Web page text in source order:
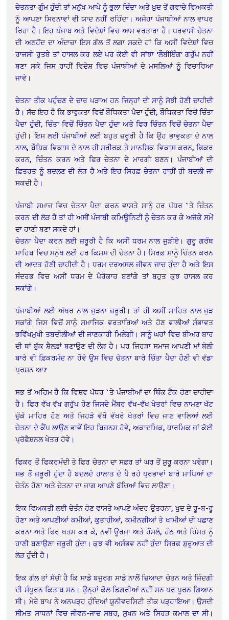
ਚੇਤਨਤਾ ਗੁੰਮ ਹੁੰਦੀ ਤਾਂ ਮਨੁੱਖ ਆਪੇ ਨੂੰ ਭੁਲਾ ਦਿੰਦਾ ਅਤੇ ਖ਼ੁਦ ਤੋਂ ਗਵਾਚੇ ਵਿਅਕਤੀ
ਨੂੰ ਆਪਣਾ ਸਿਰਨਾਵਾਂ ਵੀ ਯਾਦ ਨਹੀਂ ਰਹਿੰਦਾ। ਅਜੇਹਾ ਪੰਜਾਬੀਆਂ ਨਾਲ ਵਾਪਰ
ਰਿਹਾ ਹੈ। ਇਹ ਪੰਜਾਬ ਅਤੇ ਵਿਦੇਸ਼ਾਂ ਵਿਚ ਆਮ ਵਰਤਾਰਾ ਹੈ। ਪਰਵਾਸੀ ਚੇਤਨਾ
ਦੀ ਅਣਹੋਂਦ ਦਾ ਅੰਦਾਜ਼ਾ ਇਸ ਗੱਲ ਤੋਂ ਲਗਾ ਸਕਦੇ ਹਾਂ ਕਿ ਅਸੀਂ ਵਿਦੇਸ਼ਾਂ ਵਿਚ
ਰਾਜਸੀ ਰੁਤਬੇ ਤਾਂ ਹਾਸਲ ਕਰ ਲਏ ਪਰ ਕੋਈ ਵੀ ਸਾਂਝਾ ‘ਲੌਬੀਇੰਗ’ ਗਰੁੱਪ ਨਹੀਂ
ਬਣਾ ਸਕੇ ਜਿਸ ਰਾਹੀਂ ਵਿਦੇਸ਼ ਵਿਚ ਪੰਜਾਬੀਆਂ ਦੇ ਮਸਲਿਆਂ ਨੂੰ ਵਿਚਾਰਿਆ
ਜਾਵੇ।
ਚੇਤਨਾ ਤੀਕ ਪਹੁੰਚਣ ਦੇ ਚਾਰ ਪੜਾਅ ਹਨ ਜਿਨ੍ਹਾਂ ਦੀ ਸਾਨੂੰ ਸੋਝੀ ਹੋਣੀ ਚਾਹੀਦੀ
ਹੈ। ਸੱਚ ਇਹ ਹੈ ਕਿ ਭਾਵੁਕਤਾ ਵਿਚੋਂ ਬੌਧਿਕਤਾ ਪੈਦਾ ਹੁੰਦੀ, ਬੌਧਿਕਤਾ ਵਿਚੋਂ ਚਿੰਤਾ
ਪੈਦਾ ਹੁੰਦੀ, ਚਿੰਤਾ ਵਿਚੋਂ ਚਿੰਤਨ ਪੈਦਾ ਹੁੰਦਾ ਅਤੇ ਫਿਰ ਚਿੰਤਨ ਵਿਚੋਂ ਚੇਤਨਾ ਪੈਦਾ
ਹੁੰਦੀ। ਇਸ ਲਈ ਪੰਜਾਬੀਆਂ ਲਈ ਬਹੁਤ ਜ਼ਰੂਰੀ ਹੈ ਕਿ ਉਹ ਭਾਵੁਕਤਾ ਦੇ ਨਾਲ
ਨਾਲ, ਬੌਧਿਕ ਵਿਕਾਸ ਦੇ ਨਾਲ ਹੀ ਸਰੀਰਕ ਤੇ ਮਾਨਸਿਕ ਵਿਕਾਸ ਕਰਨ, ਫ਼ਿਕਰ
ਕਰਨ, ਚਿੰਤਨ ਕਰਨ ਅਤੇ ਫਿਰ ਚੇਤਨਾ ਦੇ ਮਾਰਗੀ ਬਣਨ। ਪੰਜਾਬੀਆਂ ਦੀ
ਫ਼ਿਤਰਤ ਨੂੰ ਬਦਲਣ ਦੀ ਲੋੜ ਹੈ ਅਤੇ ਇਹ ਸਿਰਫ਼ ਚੇਤਨਾ ਰਾਹੀਂ ਹੀ ਬਦਲੀ ਜਾ
ਸਕਦੀ ਹੈ।
ਪੰਜਾਬੀ ਸਮਾਜ ਵਿਚ ਚੇਤਨਾ ਪੈਦਾ ਕਰਨ ਵਾਸਤੇ ਸਾਨੂੰ ਹਰ ਪੱਧਰ `ਤੇ ਚਿੰਤਨ
ਕਰਨ ਦੀ ਲੋੜ ਹੈ ਤਾਂ ਹੀ ਅਸੀਂ ਪੰਜਾਬੀ ਕਮਿਊਨਿਟੀ ਨੂੰ ਚੇਤਨ ਕਰ ਕੇ ਅਜੋਕੇ ਸਮੇਂ
ਦਾ ਹਾਣੀ ਬਣਾ ਸਕਦੇ ਹਾਂ।
ਚੇਤਨਾ ਪੈਦਾ ਕਰਨ ਲਈ ਜ਼ਰੂਰੀ ਹੈ ਕਿ ਅਸੀਂ ਧਰਮ ਨਾਲ ਜੁੜੀਏ। ਗੁਰੂ ਗਰੰਥ
ਸਾਹਿਬ ਵਿਚ ਮਨੁੱਖ ਲਈ ਹਰ ਕਿਸਮ ਦੀ ਚੇਤਨਾ ਹੈ। ਸਿਰਫ਼ ਸਾਨੂੰ ਚਿੰਤਨ ਕਰਨ
ਦੀ ਆਦਤ ਹੋਣੀ ਚਾਹੀਦੀ ਹੈ। ਧਰਮ ਦਰਅਸਲ ਜੀਵਨ ਜਾਚ ਹੁੰਦਾ ਹੈ ਅਤੇ ਇਸ
ਸੰਦਰਭ ਵਿਚ ਅਸੀਂ ਧਰਮ ਦੇ ਪੈਰੋਕਾਰ ਬਣਾਂਗੇ ਤਾਂ ਬਹੁਤ ਕੁਝ ਹਾਸਲ ਕਰ
ਸਕਾਂਗੇ।
ਪੰਜਾਬੀਆਂ ਲਈ ਅੱਖਰ ਨਾਲ ਜੁੜਨਾ ਜ਼ਰੂਰੀ। ਤਾਂ ਹੀ ਅਸੀਂ ਸਾਹਿਤ ਨਾਲ ਜੁੜ
ਸਕਾਂਗੇ ਜਿਸ ਵਿਚੋਂ ਸਾਨੂੰ ਸਮਾਜਿਕ ਵਰਤਾਰਿਆਂ ਅਤੇ ਹੋਣ ਵਾਲੀਆਂ ਸੰਭਾਵਤ
ਭਵਿੱਖਮੁਖੀ ਤਬਦੀਲੀਆਂ ਦੀ ਜਾਣਕਾਰੀ ਮਿਲੇਗੀ। ਸਾਨੂੰ ਘਰਾਂ ਵਿਚ ਬੀਅਰ ਬਾਰ
ਦੀ ਥਾਂ ਬੁੱਕ ਸ਼ੈਲਫ਼ਾਂ ਬਣਾਉਣ ਦੀ ਲੋੜ ਹੈ। ਪਰ ਜਿਹੜਾ ਸਮਾਜ ਆਪਣੀ ਮਾਂ ਬੋਲੀ
ਬਾਰੇ ਵੀ ਫ਼ਿਕਰਮੰਦ ਨਾ ਹੋਵੇ ਉਸ ਵਿਚ ਚੇਤਨਾ ਬਾਰੇ ਚਿੰਤਾ ਪੈਦਾ ਹੋਣੀ ਵੀ ਵੱਡਾ
ਪ੍ਰਸ਼ਨ ਆ?
ਸਭ ਤੋਂ ਅਹਿਮ ਹੈ ਕਿ ਵਿਸ਼ਵ ਪੱਧਰ `ਤੇ ਪੰਜਾਬੀਆਂ ਦਾ ਥਿੰਕ ਟੈਂਕ ਹੋਣਾ ਚਾਹੀਦਾ
ਹੈ। ਫਿਰ ਵੱਖ ਵੱਖ ਗਰੁੱਪ ਹੋਣ ਜਿਸਦੇ ਮੈਂਬਰ ਵੱਖ-ਵੱਖ ਖੇਤਰਾਂ ਵਿਚ ਨਾਮਣਾ ਖੱਟ
ਚੁੱਕੇ ਮਾਹਿਰ ਹੋਣ ਅਤੇ ਜਿਹੜੇ ਵੱਖੋ ਵੱਖਰੇ ਖੇਤਰਾਂ ਵਿਚ ਜਾਣ ਵਾਲਿਆਂ ਲਈ
ਚੇਤਨਾ ਦੇ ਕੈਂਪ ਲਾਉਣ ਭਾਵੇਂ ਇਹ ਬਿਜ਼ਨਸ ਹੋਵੇ, ਅਕਾਦਮਿਕ, ਧਾਰਮਿਕ ਜਾਂ ਕੋਈ
ਪ੍ਰੋਫੈਸ਼ਨਲ ਖੇਤਰ ਹੋਵੇ।
ਫਿਕਰ ਤੋਂ ਫਿਕਰਮੰਦੀ ਤੇ ਫਿਰ ਚੇਤਨਾ ਦਾ ਸਫ਼ਰ ਤਾਂ ਘਰ ਤੋਂ ਸ਼ੁਰੂ ਕਰਨਾ ਪਵੇਗਾ।
ਸਭ ਤੋਂ ਜ਼ਰੂਰੀ ਹੁੰਦਾ ਹੈ ਬਦਲਦੇ ਹਾਲਾਤ ਦੇ ਪੈ ਰਹੇ ਪ੍ਰਭਾਵਾਂ ਬਾਰੇ ਮਾਪਿਆਂ ਦਾ
ਚੇਤੰਨ ਹੋਣਾ ਅਤੇ ਚੇਤਨਾ ਦਾ ਜਾਗ ਆਪਣੇ ਬੱਚਿਆਂ ਵਿਚ ਲਾਉਣਾ।
ਇਕ ਵਿਅਕਤੀ ਲਈ ਚੇਤੰਨ ਹੋਣ ਵਾਸਤੇ ਆਪਣੇ ਅੰਦਰ ਉਤਰਨਾ, ਖੁਦ ਦੇ ਰੂ-ਬ-ਰੂ
ਹੋਣਾ ਅਤੇ ਆਪਣੀਆਂ ਕਮੀਆਂ, ਕੁਤਾਹੀਆਂ, ਕਮੀਨਗੀਆਂ ਤੇ ਖਾਮੀਆਂ ਦੀ ਪਛਾਣ
ਕਰਨਾ ਅਤੇ ਫਿਰ ਖਤਮ ਕਰ ਕੇ, ਨਵੀਂ ਊਰਜਾ ਅਤੇ ਹੌਂਸਲੇ, ਹੱਠ ਅਤੇ ਹਿੰਮਤ ਨੂੰ
ਹਾਣੀ ਬਣਾਉਣਾ ਜ਼ਰੂਰੀ ਹੁੰਦਾ। ਕੁਝ ਵੀ ਅਸੰਭਵ ਨਹੀਂ ਹੁੰਦਾ ਸਿਰਫ਼ ਸ਼ੁਰੂਆਤ ਦੀ
ਲੋੜ ਹੁੰਦੀ ਹੈ।
ਇਕ ਗੱਲ ਤਾਂ ਸੱਚੀ ਹੈ ਕਿ ਸਾਡੇ ਬਜੁਰਗ ਸਾਡੇ ਨਾਲੋਂ ਜ਼ਿਆਦਾ ਚੇਤਨ ਅਤੇ ਜ਼ਿੰਦਗੀ
ਦੀ ਸੰਪੂਰਨ ਕਿਤਾਬ ਸਨ। ਉਨ੍ਹਾਂ ਕੋਲ ਡਿਗਰੀਆਂ ਨਹੀਂ ਸਨ ਪਰ ਪੂਰਨ ਗਿਆਨ
ਸੀ। ਮੇਰੇ ਬਾਪ ਨੇ ਅਨਪੜ੍ਹ ਹੁੰਦਿਆਂ ਯੂਨੀਵਰਸਿਟੀ ਤੀਕ ਪੜ੍ਹਾਇਆ। ਉਸਦੀ
ਸੀਮਤ ਸਾਧਨਾਂ ਵਿਚ ਜੀਵਨ-ਜਾਚ ਸਬਰ, ਸੁਖਨ ਅਤੇ ਸਿਰੜ ਕਮਾਲ ਦਾ ਸੀ।